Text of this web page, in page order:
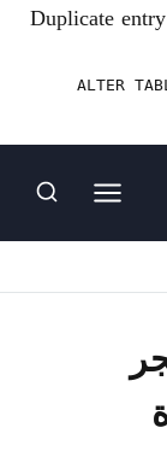
[Duplicate
ALTER